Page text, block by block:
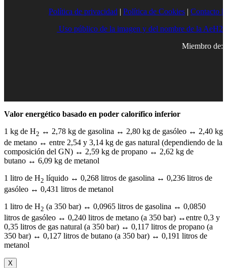
Política de privacidad | Política de Cookies | Contacto |
Uso público de la imagen y del nombre de la AeH2
Miembro de:
Valor energético basado en poder calorífico inferior
1 kg de H2 ↔ 2,78 kg de gasolina ↔ 2,80 kg de gasóleo ↔ 2,40 kg
de metano ↔ entre 2,54 y 3,14 kg de gas natural (dependiendo de la
composición del GN) ↔ 2,59 kg de propano ↔ 2,62 kg de
butano ↔ 6,09 kg de metanol
1 litro de H2 líquido ↔ 0,268 litros de gasolina ↔ 0,236 litros de
gasóleo ↔ 0,431 litros de metanol
1 litro de H2 (a 350 bar) ↔ 0,0965 litros de gasolina ↔ 0,0850
litros de gasóleo ↔ 0,240 litros de metano (a 350 bar) ↔entre 0,3 y
0,35 litros de gas natural (a 350 bar) ↔ 0,117 litros de propano (a
350 bar) ↔ 0,127 litros de butano (a 350 bar) ↔ 0,191 litros de
metanol
X